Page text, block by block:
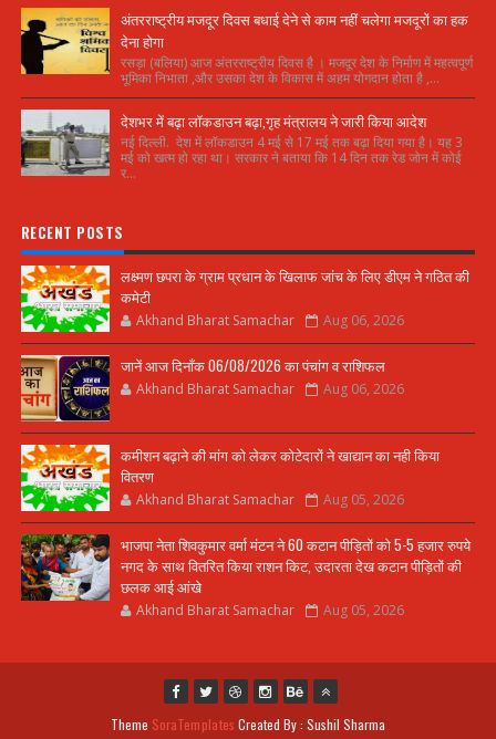
अंतरराष्ट्रीय मजदूर दिवस बधाई देने से काम नहीं चलेगा मजदूरों का हक
देना होगा
रसड़ा (बलिया) आज अंतरराष्ट्रीय दिवस है । मजदूर देश के निर्माण में महत्वपूर्ण
भूमिका निभाता ,और उसका देश के विकास में अहम योगदान होता है ,...
देशभर में बढ़ा लॉकडाउन बढ़ा,गृह मंत्रालय ने जारी किया आदेश
नई दिल्ली. देश में लॉकडाउन 4 मई से 17 मई तक बढ़ा दिया गया है। यह 3
मई को खत्म हो रहा था। सरकार ने बताया कि 14 दिन तक रेड जोन में कोई
र...
RECENT POSTS
लक्ष्मण छपरा के ग्राम प्रधान के खिलाफ जांच के लिए डीएम ने गठित की
कमेटी
Akhand Bharat Samachar Aug 06, 2026
जानें आज दिनाँक 06/08/2026 का पंचांग व राशिफल
Akhand Bharat Samachar Aug 06, 2026
कमीशन बढ़ाने की मांग को लेकर कोटेदारों ने खाद्यान का नही किया
वितरण
Akhand Bharat Samachar Aug 05, 2026
भाजपा नेता शिवकुमार वर्मा मंटन ने 60 कटान पीड़ितों को 5-5 हजार रुपये
नगद के साथ वितरित किया राशन किट, उदारता देख कटान पीड़ितों की
छलक आई आंखे
Akhand Bharat Samachar Aug 05, 2026
Theme SoraTemplates Created By : Sushil Sharma